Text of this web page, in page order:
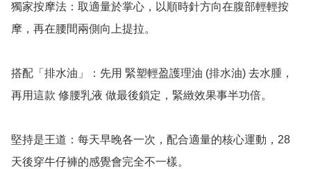
獨家按摩法：取適量於掌心，以順時針方向在腹部輕輕按
摩，再在腰間兩側向上提拉。
搭配「排水油」：先用 緊塑輕盈護理油 (排水油) 去水腫，
再用這款 修腰乳液 做最後鎖定，緊緻效果事半功倍。
堅持是王道：每天早晚各一次，配合適量的核心運動，28
天後穿牛仔褲的感覺會完全不一樣。